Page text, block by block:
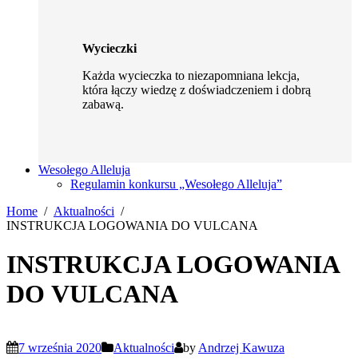
Wycieczki
Każda wycieczka to niezapomniana lekcja,
która łączy wiedzę z doświadczeniem i dobrą
zabawą.
Wesołego Alleluja
Regulamin konkursu „Wesołego Alleluja”
Home
Aktualności
INSTRUKCJA LOGOWANIA DO VULCANA
INSTRUKCJA LOGOWANIA
DO VULCANA
7 września 2020 Aktualności by Andrzej Kawuza